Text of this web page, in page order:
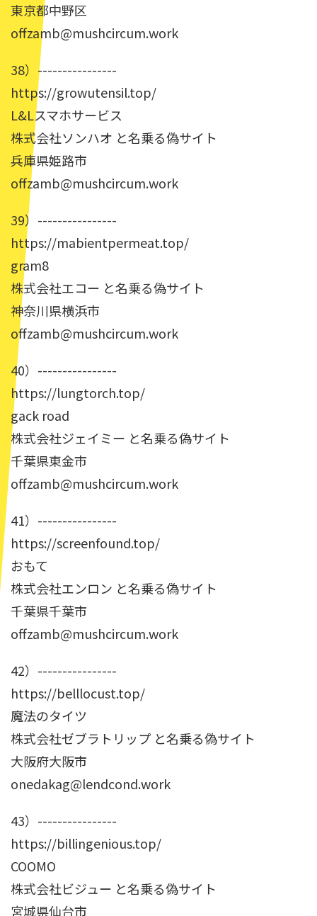
東京都中野区
offzamb@mushcircum.work
38）----------------
https://growutensil.top/
L&Lスマホサービス
株式会社ソンハオ と名乗る偽サイト
兵庫県姫路市
offzamb@mushcircum.work
39）----------------
https://mabientpermeat.top/
gram8
株式会社エコー と名乗る偽サイト
神奈川県横浜市
offzamb@mushcircum.work
40）----------------
https://lungtorch.top/
gack road
株式会社ジェイミー と名乗る偽サイト
千葉県東金市
offzamb@mushcircum.work
41）----------------
https://screenfound.top/
おもて
株式会社エンロン と名乗る偽サイト
千葉県千葉市
offzamb@mushcircum.work
42）----------------
https://belllocust.top/
魔法のタイツ
株式会社ゼブラトリップ と名乗る偽サイト
大阪府大阪市
onedakag@lendcond.work
43）----------------
https://billingenious.top/
COOMO
株式会社ビジュー と名乗る偽サイト
宮城県仙台市